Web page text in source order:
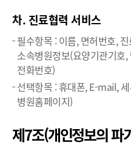
차. 진료협력 서비스
필수항목 : 이름, 면허번호,
소속병원정보(요양기관기호
전화번호)
선택항목 : 휴대폰, E-mail,
병원홈페이지)
제7조(개인정보의 파